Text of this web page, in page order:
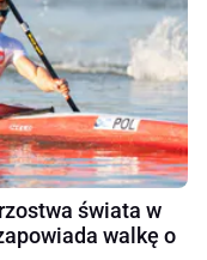
świata w
walkę o